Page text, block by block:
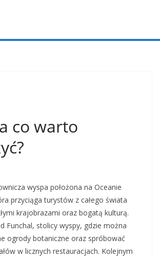
co warto
wyspa położona na Oceanie
przyciąga turystów z całego świata
krajobrazami oraz bogatą kulturą.
Funchal, stolicy wyspy, gdzie można
ogrody botaniczne oraz spróbować
w licznych restauracjach. Kolejnym